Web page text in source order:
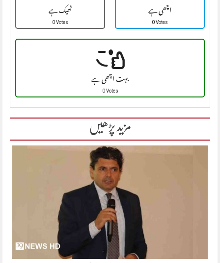
ٹھیک ہے
0 Votes اچھی ہے
0 Votes
بہت اچھی ہے
0 Votes
مزید پڑھیں